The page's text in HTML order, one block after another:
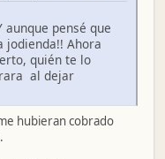
pensé que
jodienda!! Ahora
quién te lo
al dejar
hubieran cobrado